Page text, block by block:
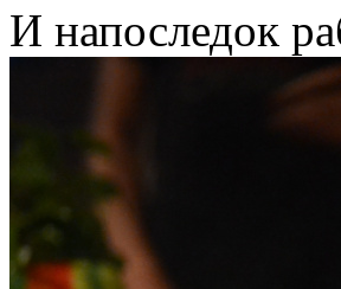
И напоследок